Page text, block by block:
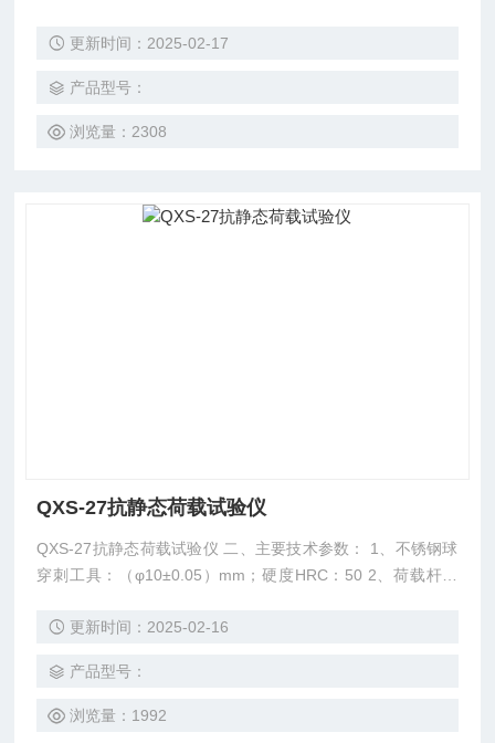
更新时间：2025-02-17
产品型号：
浏览量：2308
QXS-27抗静态荷载试验仪
QXS-27抗静态荷载试验仪 二、主要技术参数： 1、不锈钢球
穿刺工具：（φ10±0.05）mm；硬度HRC：50 2、荷载杆重
更新时间：2025-02-16
产品型号：
浏览量：1992